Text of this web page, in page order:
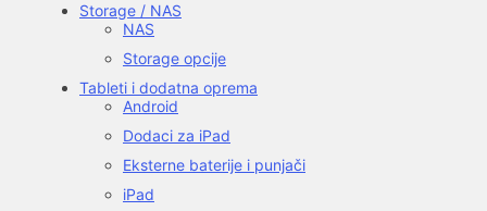
Storage / NAS
NAS
Storage opcije
Tableti i dodatna oprema
Android
Dodaci za iPad
Eksterne baterije i punjači
iPad